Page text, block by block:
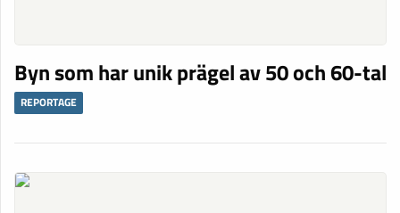
Byn som har unik prägel av 50 och 60-tal
REPORTAGE